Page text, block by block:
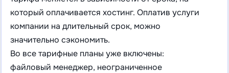
который оплачивается хостинг. Оплатив услуги
компании на длительный срок, можно
значительно сэкономить.
Во все тарифные планы уже включены:
файловый менеджер, неограниченное